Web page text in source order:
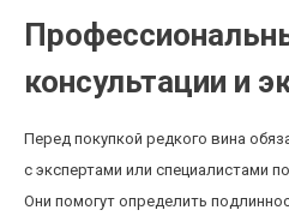
консультации и
Перед покупкой редкого вина
с экспертами или специалистами
Они помогут определить